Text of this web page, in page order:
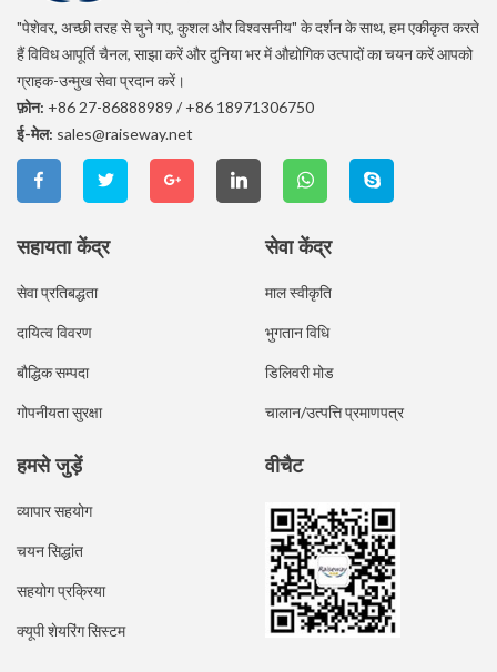
"पेशेवर, अच्छी तरह से चुने गए, कुशल और विश्वसनीय" के दर्शन के साथ, हम एकीकृत करते
हैं विविध आपूर्ति चैनल, साझा करें और दुनिया भर में औद्योगिक उत्पादों का चयन करें आपको
ग्राहक-उन्मुख सेवा प्रदान करें।
फ़ोन: +86 27-86888989 / +86 18971306750
ई-मेल: sales@raiseway.net
सहायता केंद्र
सेवा प्रतिबद्धता
दायित्व विवरण
बौद्धिक सम्पदा
गोपनीयता सुरक्षा
सेवा केंद्र
माल स्वीकृति
भुगतान विधि
डिलिवरी मोड
चालान/उत्पत्ति प्रमाणपत्र
हमसे जुड़ें
व्यापार सहयोग
चयन सिद्धांत
सहयोग प्रक्रिया
क्यूपी शेयरिंग सिस्टम
वीचैट